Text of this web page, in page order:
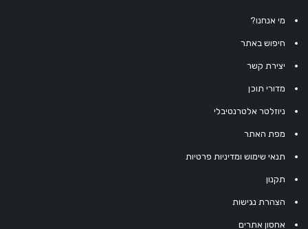
מי אנחנו?
חיפוש באתר
יצירת קשר
מדורי תוכן
ניוזלטר אלטרנטיבלי
מפת האתר
תנאי שימוש ומדיניות פרטיות
תקנון
הצהרת נגישות
אחסון אתרים